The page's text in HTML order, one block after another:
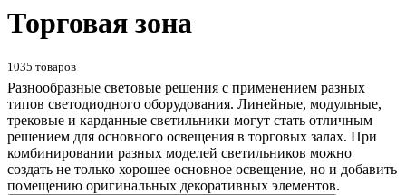
Торговая зона
1035 товаров
Разнообразные световые решения с применением разных
типов светодиодного оборудования. Линейные, модульные,
трековые и карданные светильники могут стать отличным
решением для основного освещения в торговых залах. При
комбинировании разных моделей светильников можно
создать не только хорошее основное освещение, но и добавить
помещению оригинальных декоративных элементов.